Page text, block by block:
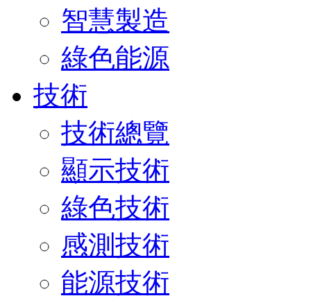
智慧製造
綠色能源
技術
技術總覽
顯示技術
綠色技術
感測技術
能源技術